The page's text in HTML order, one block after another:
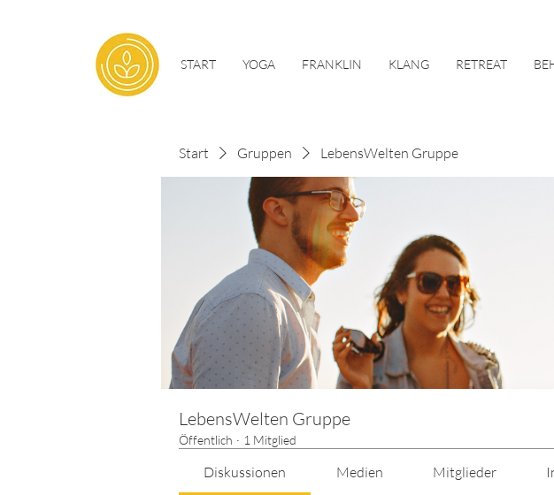
START YOGA FRANKLIN KLANG RETREAT
Start Gruppen LebensWelten Gruppe
LebensWelten Gruppe
Öffentlich · 1 Mitglied
Diskussionen Medien Mitglieder